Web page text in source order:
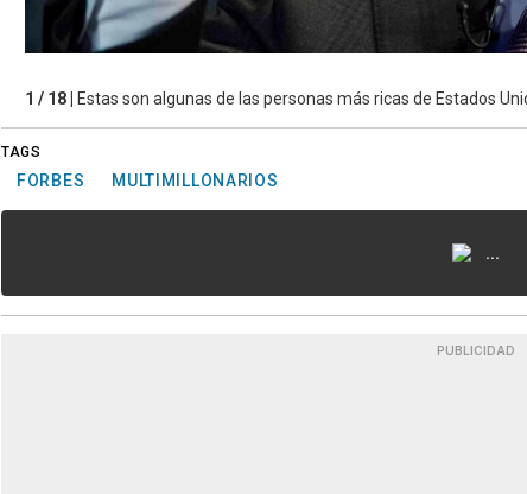
1 / 18 | Estas son algunas de las personas más ricas de Estados
TAGS
FORBES MULTIMILLONARIOS
...
PUBLICIDAD